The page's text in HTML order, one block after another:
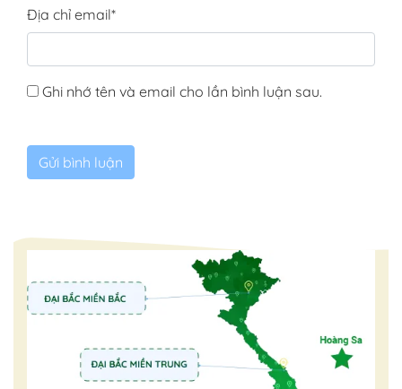
Địa chỉ email*
Ghi nhớ tên và email cho lần bình luận sau.